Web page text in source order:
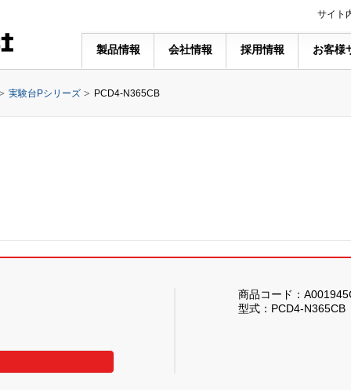
サイト
製品情報 会社情報 採用情報 お客様
実験台Pシリーズ PCD4-N365CB
商品コード：
型式：PCD4-N365CB